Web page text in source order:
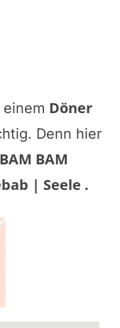
einem Döner
Denn hier
BAM BAM
| Seele .